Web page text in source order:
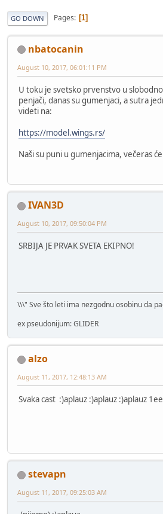
GO DOWN Pages 1
nbatocanin
August 10, 2017, 06:01:11 PM
U toku je svetsko prvenstvo u
penjači, danas su gumenjaci, a sutra
videti na:
https://model.wings.rs/
Naši su puni u gumenjacima, večeras
IVAN3D
August 10, 2017, 09:50:04 PM
SRBIJA JE PRVAK SVETA EKIPNO!
\\\" Sve što leti ima nezgodnu osobinu da
ex pseudonijum: GLIDER
alzo
August 11, 2017, 12:48:13 AM
Svaka cast :)aplauz :)aplauz :)aplauz 1ee
stevapn
August 11, 2017, 09:25:03 AM